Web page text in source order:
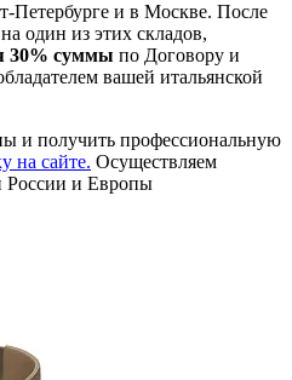
Петербурге и в Москве. После
один из этих складов,
30% суммы по Договору и
вашей итальянской
и получить профессиональную
на сайте. Осуществляем
России и Европы